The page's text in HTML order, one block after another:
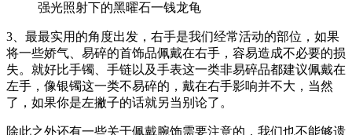
强光照射下的黑曜石一钱龙龟
3、最最实用的角度出发，右手是我们经常活动的部位，如果
将一些娇气、易碎的首饰品佩戴在右手，容易造成不必要的损
失。就好比手镯、手链以及手表这一类非易碎品都建议佩戴在
左手，像银镯这一类不易碎的，戴在右手影响并不大，当然
了，如果你是左撇子的话就另当别论了。
除此之外还有一些关于佩戴腕饰需要注意的，我们也不能够遗